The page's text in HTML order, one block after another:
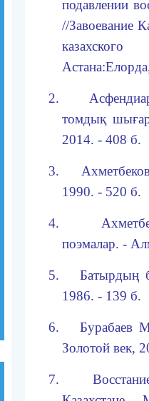
подавлении
//Завоевание К
Астана:
2.
томдық
2014. - 408 б.
3.
1990. - 520 б.
4.
поэмалар. -
5.
Батырдың
1986. - 139 б.
6.
Бурабаев
Золотой век,
7.